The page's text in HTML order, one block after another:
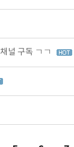
널 구독 ㄱㄱ